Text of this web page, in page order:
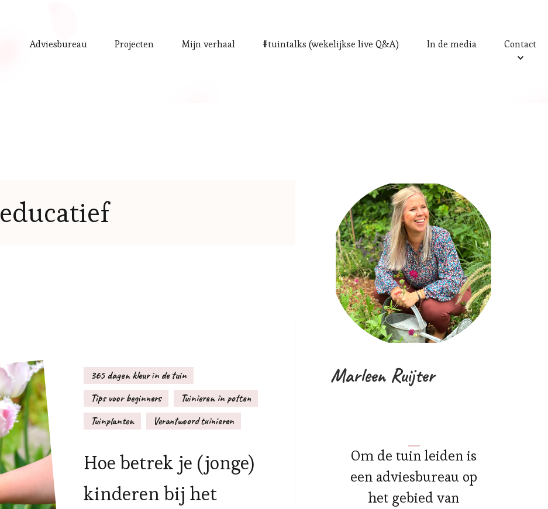
Adviesbureau Projecten Mijn verhaal #tuintalks (wekelijkse live Q&A) In de media Contact
educatief
365 dagen kleur in de tuin
Tips voor beginners
Tuinieren in potten
Tuinplanten
Verantwoord tuinieren
Hoe betrek je (jonge)
kinderen bij het
Marleen Ruijter
Om de tuin leiden is
een adviesbureau op
het gebied van